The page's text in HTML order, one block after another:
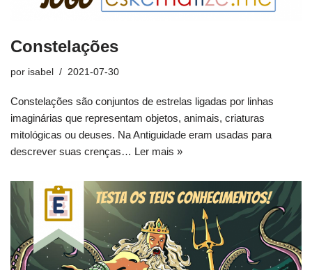
Constelações
por isabel 2021-07-30
Constelações são conjuntos de estrelas ligadas por linhas
imaginárias que representam objetos, animais, criaturas
mitológicas ou deuses. Na Antiguidade eram usadas para
descrever suas crenças… Ler mais »